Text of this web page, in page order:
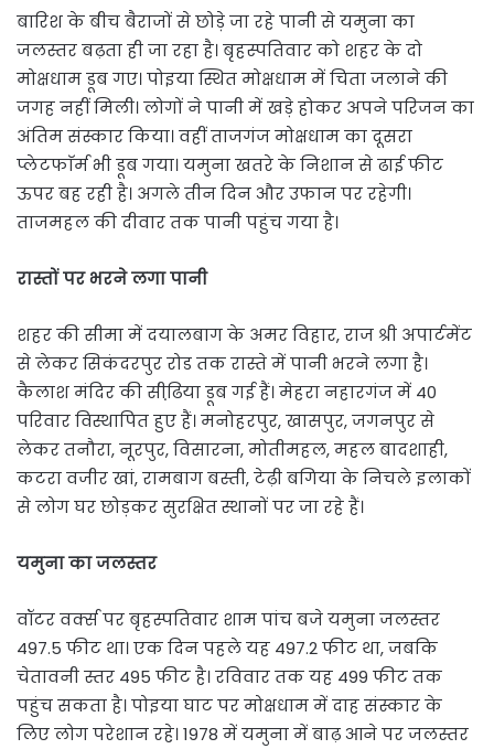
बारिश के बीच बैराजों से छोड़े जा रहे पानी से यमुना का
जलस्तर बढ़ता ही जा रहा है। बृहस्पतिवार को शहर के दो
मोक्षधाम डूब गए। पोइया स्थित मोक्षधाम में चिता जलाने की
जगह नहीं मिली। लोगों ने पानी में खड़े होकर अपने परिजन का
अंतिम संस्कार किया। वहीं ताजगंज मोक्षधाम का दूसरा
प्लेटफाॅर्म भी डूब गया। यमुना खतरे के निशान से ढाई फीट
ऊपर बह रही है। अगले तीन दिन और उफान पर रहेगी।
ताजमहल की दीवार तक पानी पहुंच गया है।
रास्तों पर भरने लगा पानी
शहर की सीमा में दयालबाग के अमर विहार, राज श्री अपार्टमेंट
से लेकर सिकंदरपुर रोड तक रास्ते में पानी भरने लगा है।
कैलाश मंदिर की सीढि़या डूब गई हैं। मेहरा नहारगंज में 40
परिवार विस्थापित हुए हैं। मनोहरपुर, खासपुर, जगनपुर से
लेकर तनौरा, नूरपुर, विसारना, मोतीमहल, महल बादशाही,
कटरा वजीर खां, रामबाग बस्ती, टेढ़ी बगिया के निचले इलाकों
से लोग घर छोड़कर सुरक्षित स्थानों पर जा रहे हैं।
यमुना का जलस्तर
वॉटर वर्क्स पर बृहस्पतिवार शाम पांच बजे यमुना जलस्तर
497.5 फीट था। एक दिन पहले यह 497.2 फीट था, जबकि
चेतावनी स्तर 495 फीट है। रविवार तक यह 499 फीट तक
पहुंच सकता है। पोइया घाट पर मोक्षधाम में दाह संस्कार के
लिए लोग परेशान रहे। 1978 में यमुना में बाढ़ आने पर जलस्तर